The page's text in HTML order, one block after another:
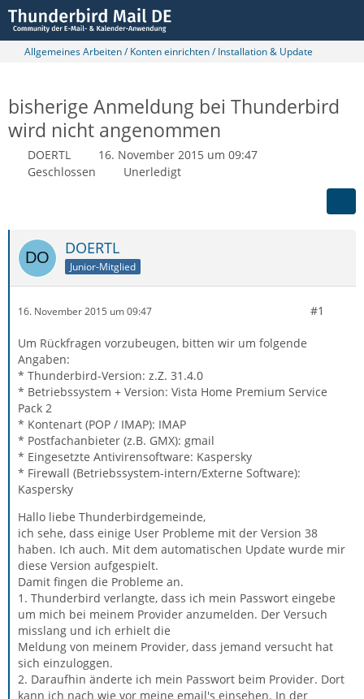
Allgemeines Arbeiten / Konten einrichten / Installation & Update
bisherige Anmeldung bei Thunderbird
wird nicht angenommen
DOERTL
16. November 2015 um 09:47
Geschlossen
Unerledigt
DOERTL
Junior-Mitglied
16. November 2015 um 09:47 #1
Um Rückfragen vorzubeugen, bitten wir um folgende
Angaben:
* Thunderbird-Version: z.Z. 31.4.0
* Betriebssystem + Version: Vista Home Premium Service
Pack 2
* Kontenart (POP / IMAP): IMAP
* Postfachanbieter (z.B. GMX): gmail
* Eingesetzte Antivirensoftware: Kaspersky
* Firewall (Betriebssystem-intern/Externe Software):
Kaspersky
Hallo liebe Thunderbirdgemeinde,
ich sehe, dass einige User Probleme mit der Version 38
haben. Ich auch. Mit dem automatischen Update wurde mir
diese Version aufgespielt.
Damit fingen die Probleme an.
1. Thunderbird verlangte, dass ich mein Passwort eingebe
um mich bei meinem Provider anzumelden. Der Versuch
misslang und ich erhielt die
Meldung von meinem Provider, dass jemand versucht hat
sich einzuloggen.
2. Daraufhin änderte ich mein Passwort beim Provider. Dort
kann ich nach wie vor meine email's einsehen. In der